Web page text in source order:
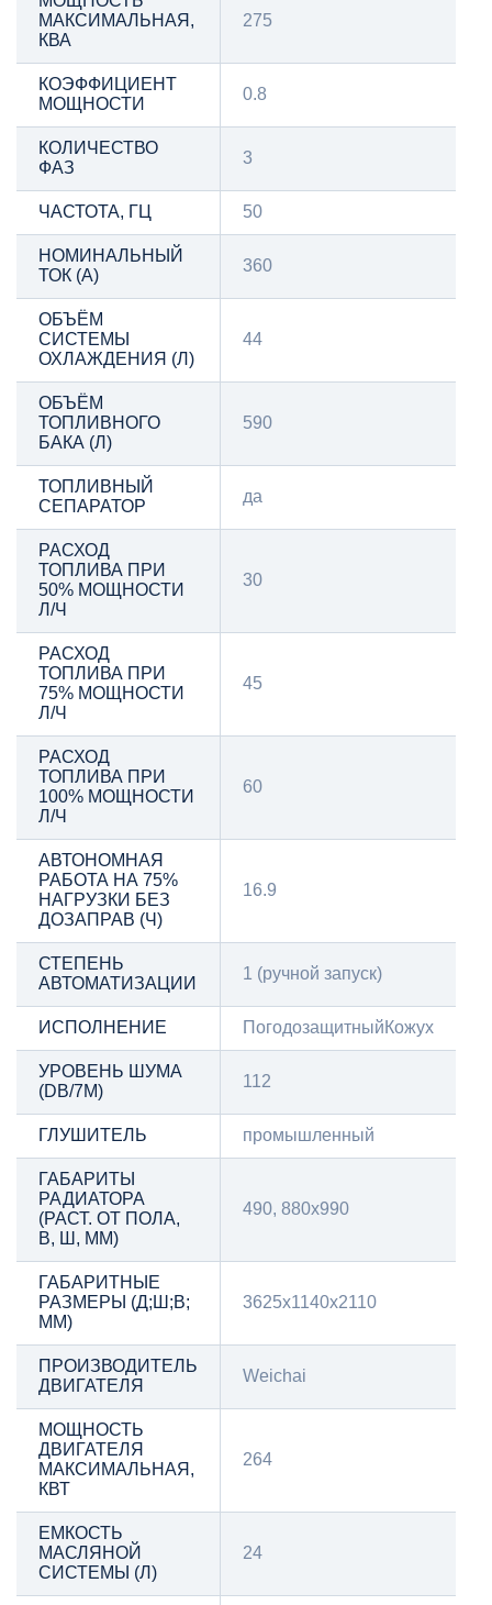
МАКСИМАЛЬНАЯ,
КВА
275
КОЭФФИЦИЕНТ
МОЩНОСТИ
0.8
КОЛИЧЕСТВО
ФАЗ
3
ЧАСТОТА, ГЦ 50
НОМИНАЛЬНЫЙ
ТОК (А)
360
ОБЪЁМ
СИСТЕМЫ
ОХЛАЖДЕНИЯ (Л)
44
ОБЪЁМ
ТОПЛИВНОГО
БАКА (Л)
590
ТОПЛИВНЫЙ
СЕПАРАТОР
да
РАСХОД
ТОПЛИВА ПРИ
50% МОЩНОСТИ
Л/Ч
30
РАСХОД
ТОПЛИВА ПРИ
75% МОЩНОСТИ
Л/Ч
45
РАСХОД
ТОПЛИВА ПРИ
100% МОЩНОСТИ
Л/Ч
60
АВТОНОМНАЯ
РАБОТА НА 75%
НАГРУЗКИ БЕЗ
ДОЗАПРАВ (Ч)
16.9
СТЕПЕНЬ
АВТОМАТИЗАЦИИ
1 (ручной запуск)
ИСПОЛНЕНИЕ ПогодозащитныйКожух
УРОВЕНЬ ШУМА
(DB/7М)
112
ГЛУШИТЕЛЬ промышленный
ГАБАРИТЫ
РАДИАТОРА
(РАСТ. ОТ ПОЛА,
В, Ш, ММ)
490, 880х990
ГАБАРИТНЫЕ
РАЗМЕРЫ (Д;Ш;В;
ММ)
3625x1140x2110
ПРОИЗВОДИТЕЛЬ
ДВИГАТЕЛЯ
Weichai
МОЩНОСТЬ
ДВИГАТЕЛЯ
МАКСИМАЛЬНАЯ,
КВТ
264
ЕМКОСТЬ
МАСЛЯНОЙ
СИСТЕМЫ (Л)
24